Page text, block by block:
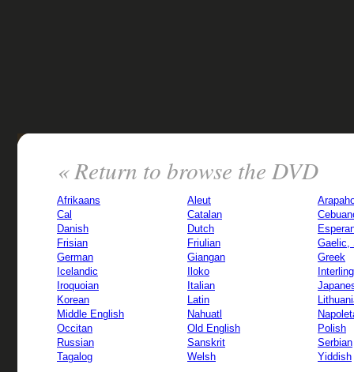
« Return to browse the DVD
Afrikaans Aleut
Cal
Catalan
Danish
Dutch
Frisian
Friulian
Gaelic,
German
Giangan
Greek
Icelandic
Iloko
Iroquoian
Italian
Korean
Latin
Middle English
Nahuatl
Occitan
Old English
Polish
Russian
Sanskrit
Serbian
Tagalog
Welsh Yiddish